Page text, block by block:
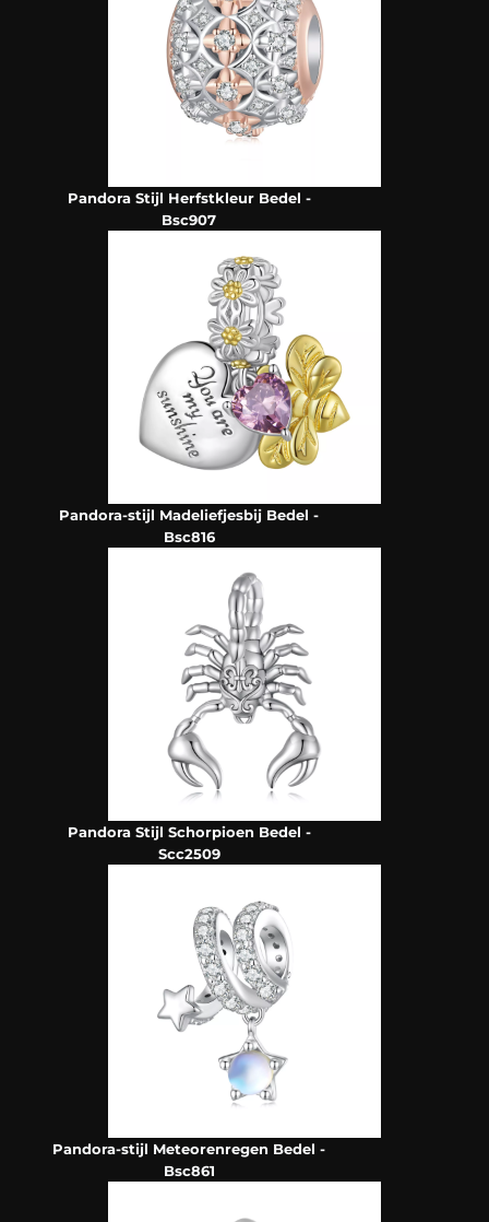
Pandora Stijl Herfstkleur Bedel -
Bsc907
Pandora-stijl Madeliefjesbij Bedel -
Bsc816
Pandora Stijl Schorpioen Bedel -
Scc2509
Pandora-stijl Meteorenregen Bedel -
Bsc861